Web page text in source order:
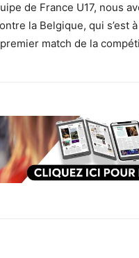
de France U17, nous
la Belgique, qui s’est
match de la